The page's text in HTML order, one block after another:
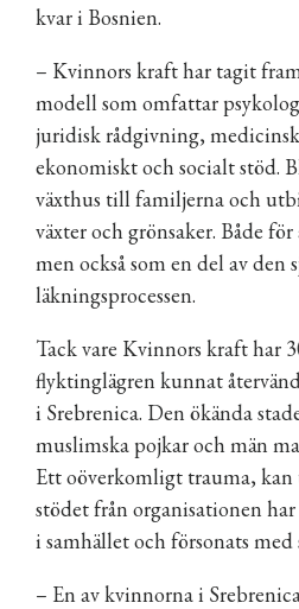
kvar i Bosnien.
– Kvinnors kraft har tagit
modell som omfattar
juridisk rådgivning,
ekonomiskt och socialt stöd.
växthus till familjerna och
växter och grönsaker. Både
men också som en del av den
läkningsprocessen.
Tack vare Kvinnors kraft har
flyktinglägren kunnat
i Srebrenica. Den ökända
muslimska pojkar och män
Ett oöverkomligt trauma, kan
stödet från organisationen
i samhället och försonats med
– En av kvinnorna i